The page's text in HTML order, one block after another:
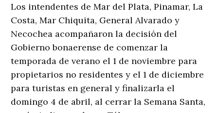
Los intendentes de Mar del Plata, Pinamar, La
Costa, Mar Chiquita, General Alvarado y
Necochea acompañaron la decisión del
Gobierno bonaerense de comenzar la
temporada de verano el 1 de noviembre para
propietarios no residentes y el 1 de diciembre
para turistas en general y finalizarla el
domingo 4 de abril, al cerrar la Semana Santa,